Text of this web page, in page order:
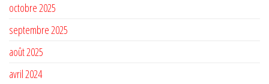
octobre 2025
septembre 2025
août 2025
avril 2024